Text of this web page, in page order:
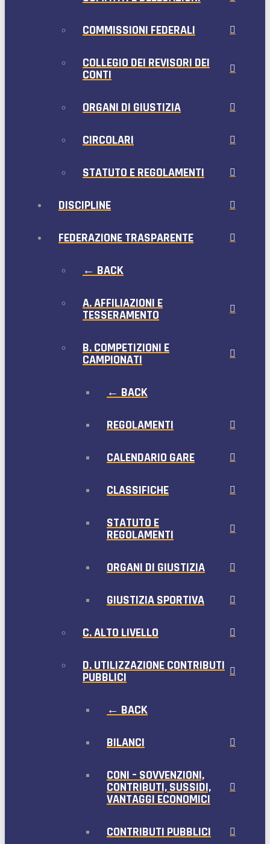
COMMISSIONI FEDERALI
COLLEGIO DEI REVISORI DEI
CONTI
ORGANI DI GIUSTIZIA
CIRCOLARI
STATUTO E REGOLAMENTI
DISCIPLINE
FEDERAZIONE TRASPARENTE
← BACK
A. AFFILIAZIONI E
TESSERAMENTO
B. COMPETIZIONI E
CAMPIONATI
← BACK
REGOLAMENTI
CALENDARIO GARE
CLASSIFICHE
STATUTO E
REGOLAMENTI
ORGANI DI GIUSTIZIA
GIUSTIZIA SPORTIVA
C. ALTO LIVELLO
D. UTILIZZAZIONE CONTRIBUTI
PUBBLICI
← BACK
BILANCI
CONI – SOVVENZIONI,
CONTRIBUTI, SUSSIDI,
VANTAGGI ECONOMICI
CONTRIBUTI PUBBLICI